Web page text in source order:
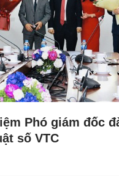
Phó giám đốc
số VTC